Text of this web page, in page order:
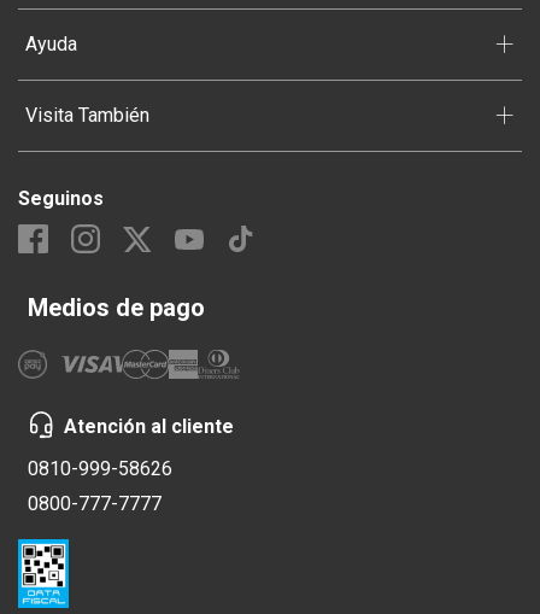
Ayuda +
Visita También +
Seguinos
Medios de pago
Atención al cliente
0810-999-58626
0800-777-7777